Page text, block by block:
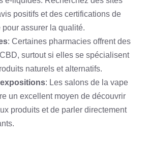
positifs et des certifications de
pour assurer la qualité.
: Certaines pharmacies offrent des
surtout si elles se spécialisent
naturels et alternatifs.
: Les salons de la vape
un excellent moyen de découvrir
produits et de parler directement